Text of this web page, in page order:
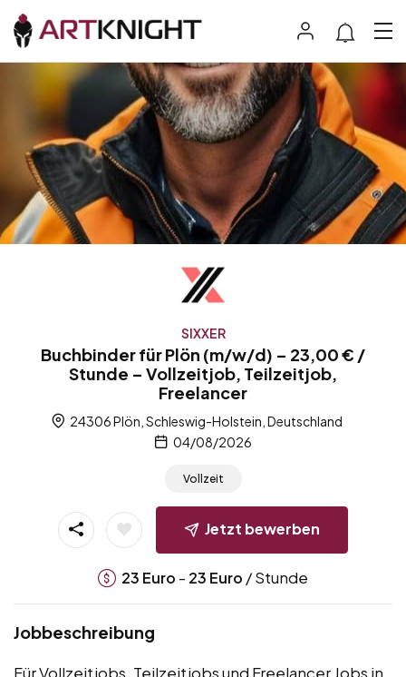
SIXXER
Buchbinder für Plön (m/w/d) – 23,00 € /
Stunde – Vollzeitjob, Teilzeitjob,
Freelancer
24306 Plön, Schleswig-Holstein, Deutschland
04/08/2026
Vollzeit
Jetzt bewerben
23 Euro - 23 Euro / Stunde
Jobbeschreibung
Für Vollzeitjobs, Teilzeitjobs und Freelancer Jobs in